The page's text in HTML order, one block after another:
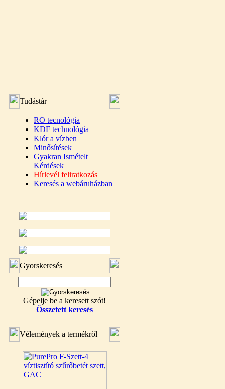
Tudástár
RO tecnológia
KDF technológia
Klór a vízben
Minősítések
Gyakran Ismételt
Kérdések
Hírlevél feliratkozás
Keresés a webáruházban
Gyorskeresés
Gépelje be a keresett szót!
Összetett keresés
Vélemények a termékről